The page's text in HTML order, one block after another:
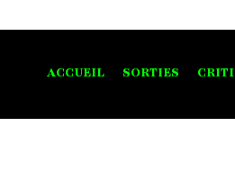
ACCUEIL SORTIES